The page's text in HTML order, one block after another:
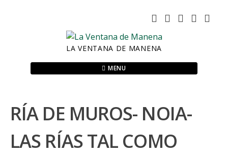
LA VENTANA DE MANENA
MENU
RÍA DE MUROS- NOIA-
LAS RÍAS TAL COMO